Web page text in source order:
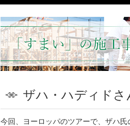
ザハ・ハディ
今回、ヨーロッパのツアーで、ザハ氏